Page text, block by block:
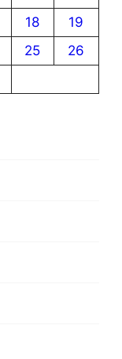
18
19
25
26